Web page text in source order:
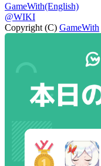
GameWith(English)
@WIKI
Copyright (C) GameWith